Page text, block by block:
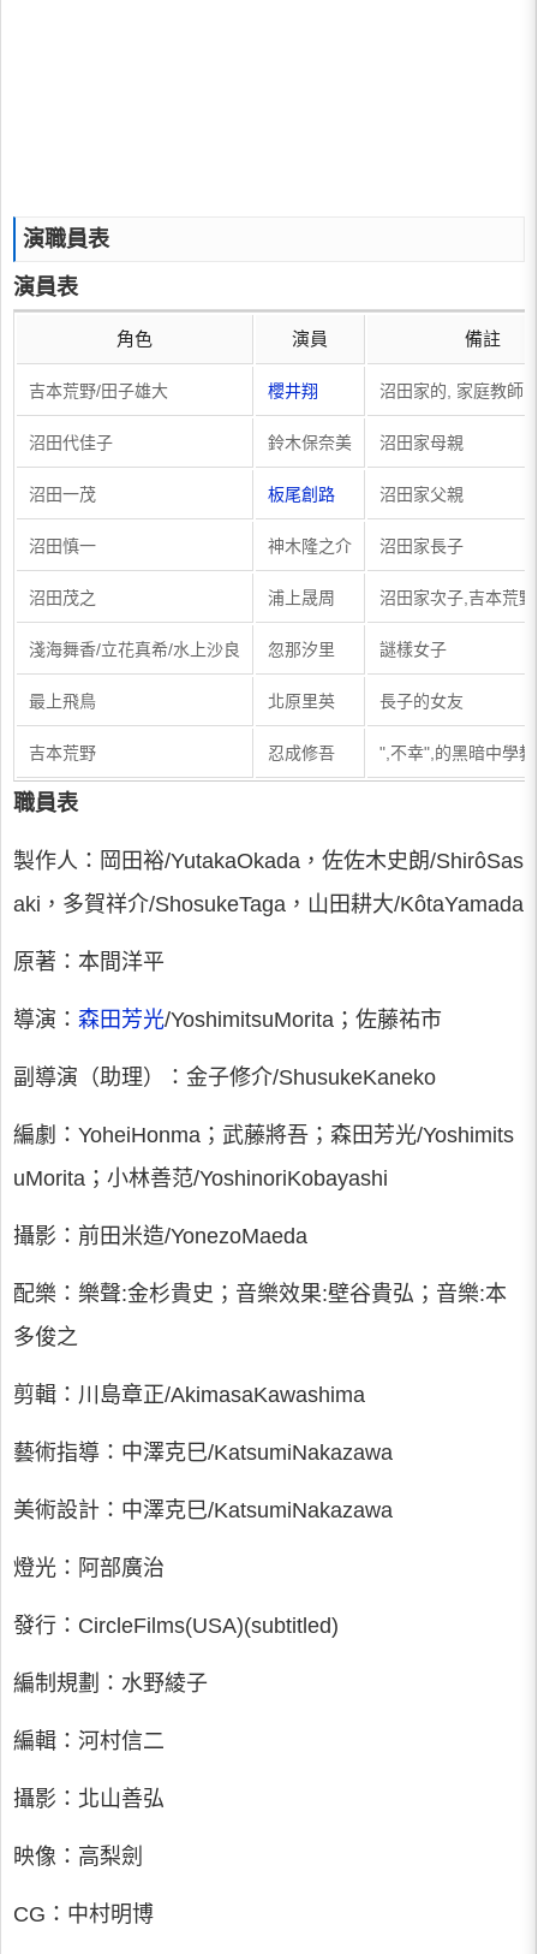
演職員表
演員表
角色 演員 備註
吉本荒野/田子雄大 櫻井翔 沼田家的, 家庭教師 ,
沼田代佳子 鈴木保奈美 沼田家母親
沼田一茂 板尾創路 沼田家父親
沼田慎一 神木隆之介 沼田家長子
沼田茂之 浦上晟周 沼田家次子,吉本荒
淺海舞香/立花真希/水上沙良 忽那汐里 謎樣女子
最上飛鳥 北原里英 長子的女友
吉本荒野 忍成修吾 ",不幸",的黑暗中學
職員表
製作人：岡田裕/YutakaOkada，佐佐木史朗/ShirôSas
aki，多賀祥介/ShosukeTaga，山田耕大/KôtaYamada
原著：本間洋平
導演： 森田芳光/YoshimitsuMorita；佐藤祐市
副導演（助理）：金子修介/ShusukeKaneko
編劇：YoheiHonma；武藤將吾；森田芳光/Yoshimits
uMorita；小林善范/YoshinoriKobayashi
攝影：前田米造/YonezoMaeda
配樂：樂聲:金杉貴史；音樂效果:壁谷貴弘；音樂:本
多俊之
剪輯：川島章正/AkimasaKawashima
藝術指導：中澤克巳/KatsumiNakazawa
美術設計：中澤克巳/KatsumiNakazawa
燈光：阿部廣治
發行：CircleFilms(USA)(subtitled)
編制規劃：水野綾子
編輯：河村信二
攝影：北山善弘
映像：高梨劍
CG：中村明博